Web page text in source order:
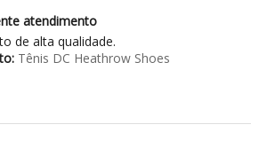
atendimento
de alta qualidade.
Tênis DC Heathrow Shoes